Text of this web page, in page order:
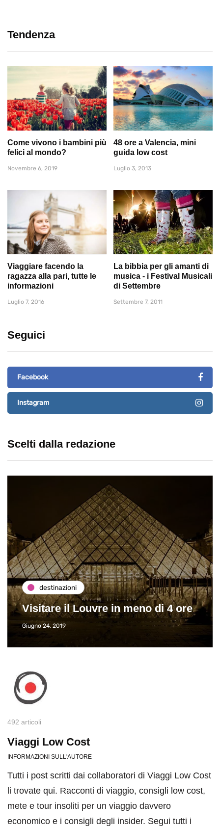
Tendenza
Come vivono i bambini più
felici al mondo?
Novembre 6, 2019
48 ore a Valencia, mini
guida low cost
Luglio 3, 2013
Viaggiare facendo la
ragazza alla pari, tutte le
informazioni
Luglio 7, 2016
La bibbia per gli amanti di
musica - i Festival Musicali
di Settembre
Settembre 7, 2011
Seguici
Facebook
Instagram
Scelti dalla redazione
destinazioni
Visitare il Louvre in meno di 4 ore
Giugno 24, 2019
492 articoli
Viaggi Low Cost
INFORMAZIONI SULL'AUTORE
Tutti i post scritti dai collaboratori di Viaggi Low Cost
li trovate qui. Racconti di viaggio, consigli low cost,
mete e tour insoliti per un viaggio davvero
economico e i consigli degli insider. Segui tutti i